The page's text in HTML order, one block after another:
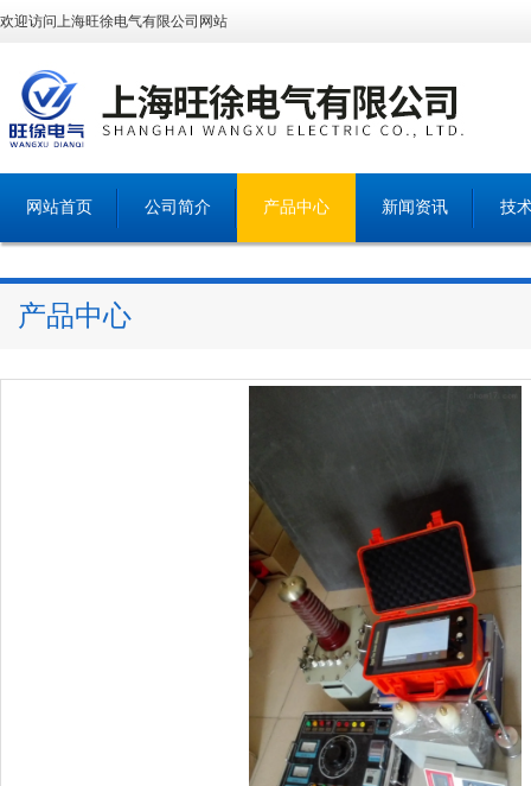
欢迎访问上海旺徐电气有限公司网站
网站首页 公司简介 产品中心 新闻资讯 技
产品中心